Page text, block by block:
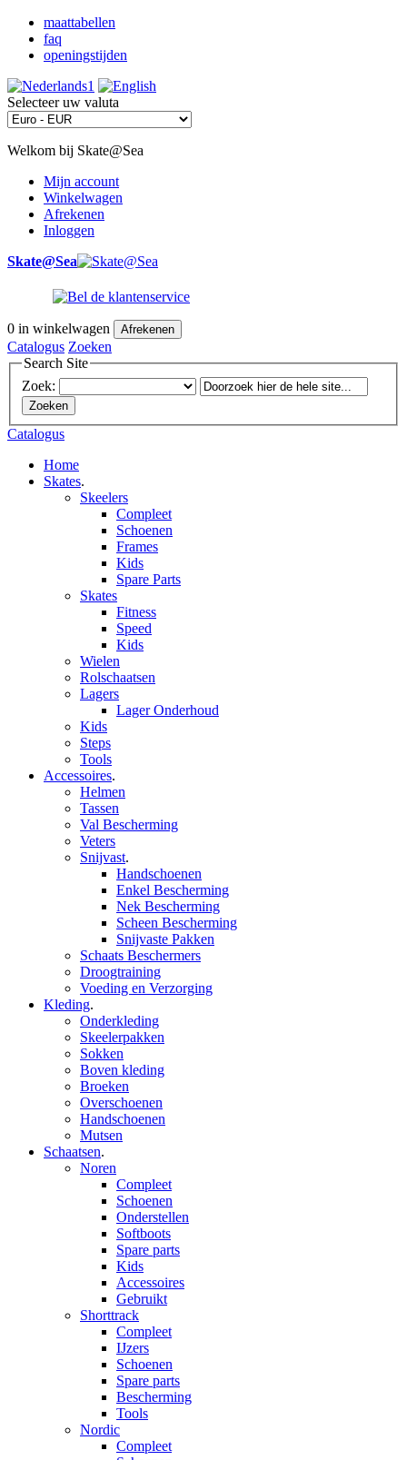
maattabellen
faq
openingstijden
Selecteer uw valuta
Welkom bij Skate@Sea
Mijn account
Winkelwagen
Afrekenen
Inloggen
Skate@Sea
0 in winkelwagen Afrekenen
Catalogus Zoeken
Search Site
Zoek:
Zoeken
Catalogus
Home
Skates.
Skeelers
Compleet
Schoenen
Frames
Kids
Spare Parts
Skates
Fitness
Speed
Kids
Wielen
Rolschaatsen
Lagers
Lager Onderhoud
Kids
Steps
Tools
Accessoires.
Helmen
Tassen
Val Bescherming
Veters
Snijvast.
Handschoenen
Enkel Bescherming
Nek Bescherming
Scheen Bescherming
Snijvaste Pakken
Schaats Beschermers
Droogtraining
Voeding en Verzorging
Kleding.
Onderkleding
Skeelerpakken
Sokken
Boven kleding
Broeken
Overschoenen
Handschoenen
Mutsen
Schaatsen.
Noren
Compleet
Schoenen
Onderstellen
Softboots
Spare parts
Kids
Accessoires
Gebruikt
Shorttrack
Compleet
IJzers
Schoenen
Spare parts
Bescherming
Tools
Nordic
Compleet